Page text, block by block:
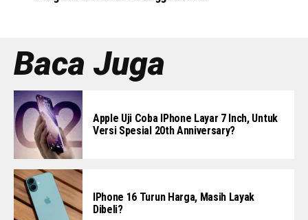
Baca Juga
Apple Uji Coba IPhone Layar 7 Inch, Untuk
Versi Spesial 20th Anniversary?
IPhone 16 Turun Harga, Masih Layak
Dibeli?